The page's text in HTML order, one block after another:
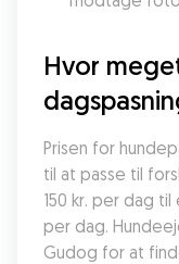
Hvor
Prisen for
til at passe til
150 kr. per dag
per dag.
Gudog for at